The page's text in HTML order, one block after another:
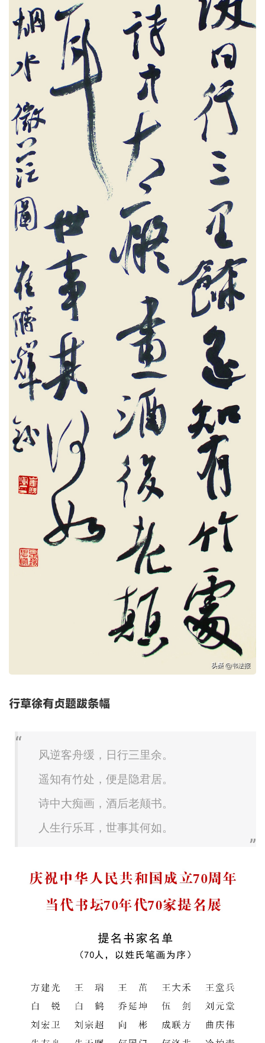
行草徐有贞题跋条幅
风逆客舟缓，日行三里余。
遥知有竹处，便是隐君居。
诗中大痴画，酒后老颠书。
人生行乐耳，世事其何如。